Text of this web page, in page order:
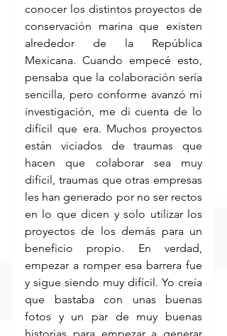
conocer los distintos proyectos de
conservación marina que existen
alrededor de la República
Mexicana. Cuando empecé esto,
pensaba que la colaboración sería
sencilla, pero conforme avanzó mi
investigación, me di cuenta de lo
difícil que era. Muchos proyectos
están viciados de traumas que
hacen que colaborar sea muy
difícil, traumas que otras empresas
les han generado por no ser rectos
en lo que dicen y solo utilizar los
proyectos de los demás para un
beneficio propio. En verdad,
empezar a romper esa barrera fue
y sigue siendo muy difícil. Yo creía
que bastaba con unas buenas
fotos y un par de muy buenas